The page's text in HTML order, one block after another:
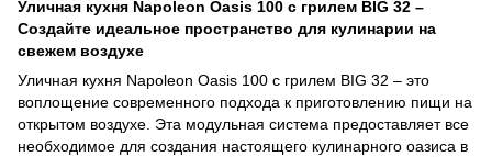
Уличная кухня Napoleon Oasis 100 с грилем BIG 32 –
Создайте идеальное пространство для кулинарии на
свежем воздухе
Уличная кухня Napoleon Oasis 100 с грилем BIG 32 – это
воплощение современного подхода к приготовлению пищи на
открытом воздухе. Эта модульная система предоставляет все
необходимое для создания настоящего кулинарного оазиса в